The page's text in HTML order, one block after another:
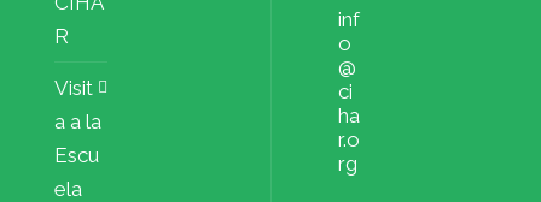
R
Visit
a a la
Escu
ela
inf
o
@
ci
ha
r.o
rg